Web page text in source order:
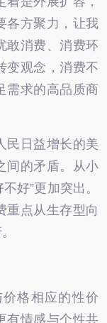
各方聚力，让我
敢消费、消费环
变观念，消费不
需求的高品质商
民日益增长的美
间的矛盾。从小
好”更加突出。
重点从生存型向
格相应的性价
有情感与个性共